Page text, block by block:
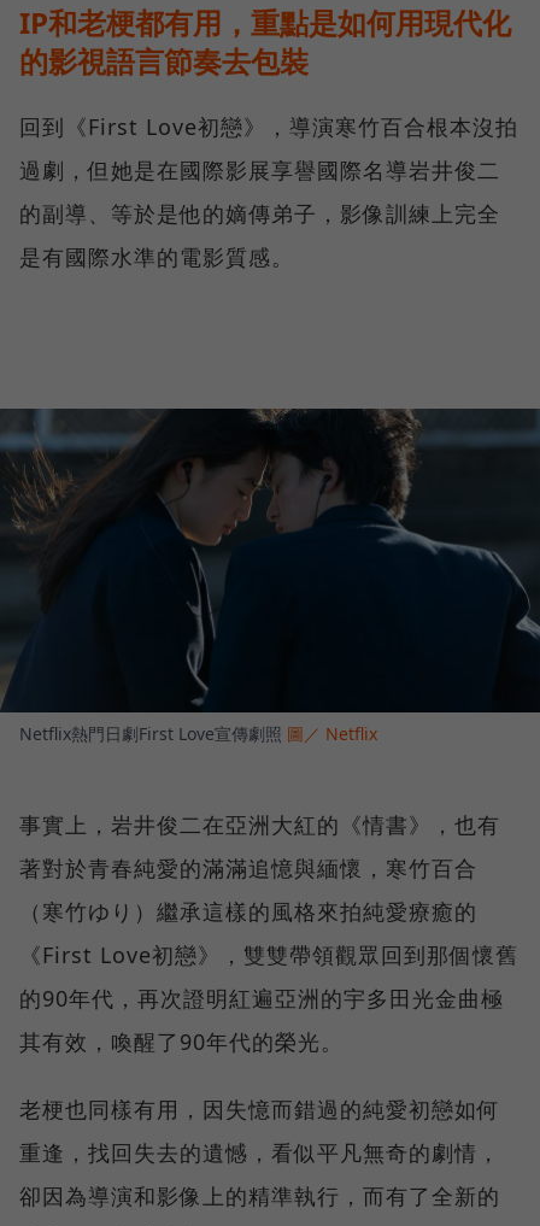
IP和老梗都有用，重點是如何用現代化
的影視語言節奏去包裝
回到《First Love初戀》，導演寒竹百合根本沒拍
過劇，但她是在國際影展享譽國際名導岩井俊二
的副導、等於是他的嫡傳弟子，影像訓練上完全
是有國際水準的電影質感。
Netflix熱門日劇First Love宣傳劇照 圖／ Netflix
事實上，岩井俊二在亞洲大紅的《情書》，也有
著對於青春純愛的滿滿追憶與緬懷，寒竹百合
（寒竹ゆり）繼承這樣的風格來拍純愛療癒的
《First Love初戀》，雙雙帶領觀眾回到那個懷舊
的90年代，再次證明紅遍亞洲的宇多田光金曲極
其有效，喚醒了90年代的榮光。
老梗也同樣有用，因失憶而錯過的純愛初戀如何
重逢，找回失去的遺憾，看似平凡無奇的劇情，
卻因為導演和影像上的精準執行，而有了全新的